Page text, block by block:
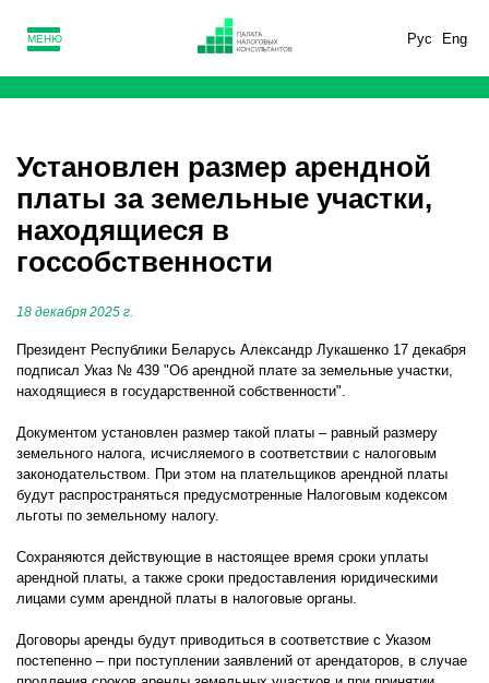
Рус Eng
МЕНЮ
Установлен размер арендной
платы за земельные участки,
находящиеся в
госсобственности
18 декабря 2025 г.
Президент Республики Беларусь Александр Лукашенко 17 декабря
подписал Указ № 439 "Об арендной плате за земельные участки,
находящиеся в государственной собственности".
Документом установлен размер такой платы – равный размеру
земельного налога, исчисляемого в соответствии с налоговым
законодательством. При этом на плательщиков арендной платы
будут распространяться предусмотренные Налоговым кодексом
льготы по земельному налогу.
Сохраняются действующие в настоящее время сроки уплаты
арендной платы, а также сроки предоставления юридическими
лицами сумм арендной платы в налоговые органы.
Договоры аренды будут приводиться в соответствие с Указом
постепенно – при поступлении заявлений от арендаторов, в случае